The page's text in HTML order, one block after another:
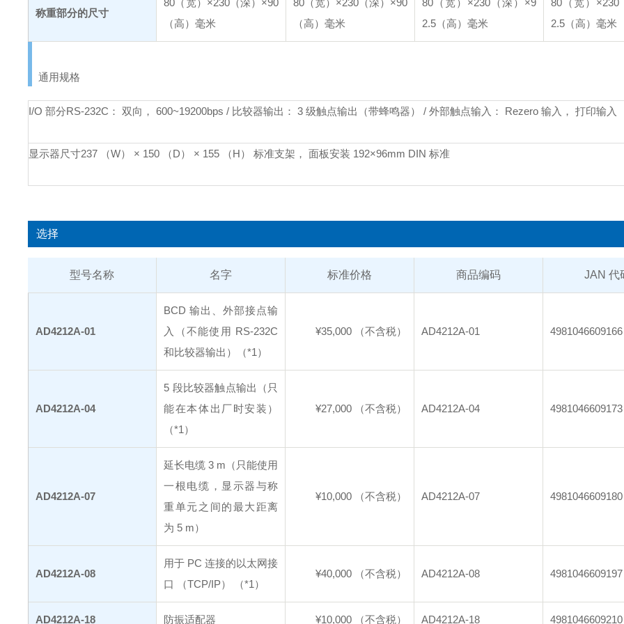
称重部分的尺寸
80（宽）×230（深）×90
（高）毫米
80（宽）×230（深）×90
（高）毫米
80（宽）×230（深）×9
2.5（高）毫米
80（宽）×230
2.5（高）毫米
通用规格
I/O 部分RS-232C： 双向， 600~19200bps / 比较器输出： 3 级触点输出（带蜂鸣器） / 外部触点输入： Rezero 输入， 打印输入
显示器尺寸237 （W） × 150 （D） × 155 （H） 标准支架， 面板安装 192×96mm DIN 标准
选择
型号名称 名字 标准价格 商品编码 JAN 代
AD4212A-01
BCD 输出、外部接点输
入（不能使用 RS-232C
和比较器输出）（*1）
¥35,000 （不含税） AD4212A-01 4981046609166
AD4212A-04
5 段比较器触点输出（只
能在本体出厂时安装）
（*1）
¥27,000 （不含税） AD4212A-04 4981046609173
AD4212A-07
延长电缆 3 m（只能使用
一根电缆，显示器与称
重单元之间的最大距离
为 5 m）
¥10,000 （不含税） AD4212A-07 4981046609180
AD4212A-08
用于 PC 连接的以太网接
口 （TCP/IP） （*1）
¥40,000 （不含税） AD4212A-08 4981046609197
AD4212A-18 防振适配器 ¥10,000 （不含税） AD4212A-18 4981046609210